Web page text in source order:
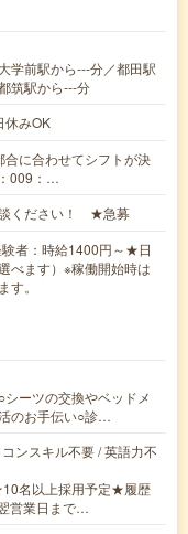
学前駅から---分／都田駅
筑駅から---分
みOK
に合わせてシフトが決
009：…
談ください！ ★急募
者：時給1400円～★日
べます）※稼働開始時は
。
ーツの交換やベッドメ
のお手伝い○診…
ンスキル不要 / 英語力不
名以上採用予定★履歴
営業日まで…